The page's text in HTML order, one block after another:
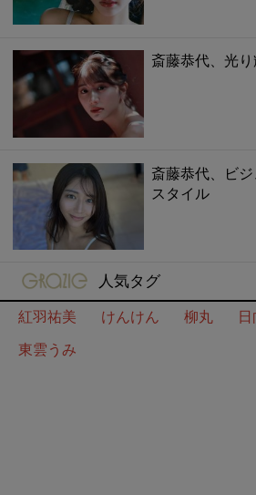
斎藤恭代、光
斎藤恭代、ビ
スタイル
gravure-grazie
人気タグ
紅羽祐美
けんけん 柳丸
東雲うみ